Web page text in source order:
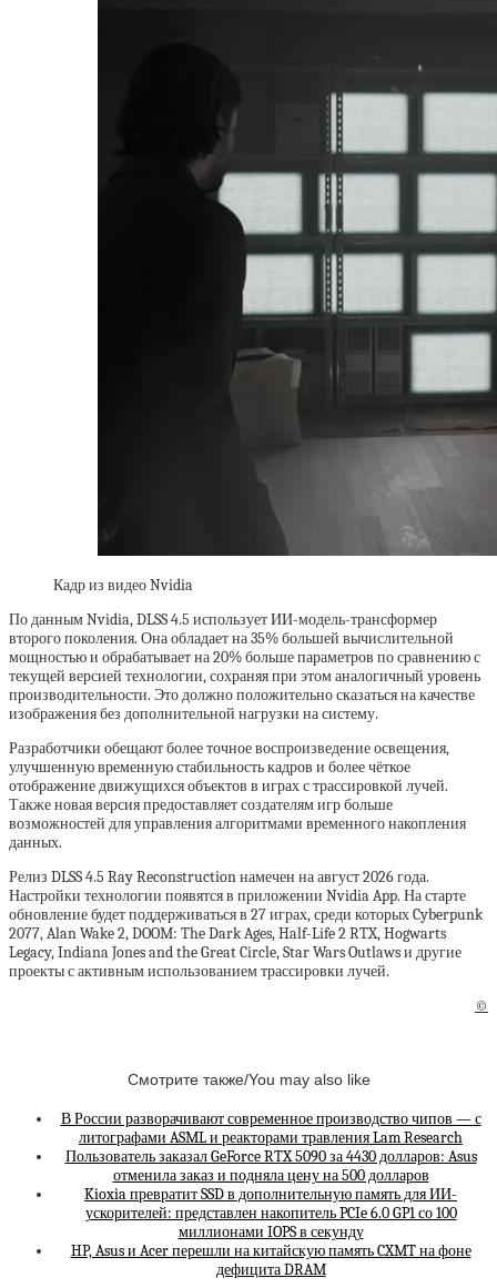
Кадр из видео Nvidia
По данным Nvidia, DLSS 4.5 использует ИИ-модель-трансформер
второго поколения. Она обладает на 35% большей вычислительной
мощностью и обрабатывает на 20% больше параметров по сравнению с
текущей версией технологии, сохраняя при этом аналогичный уровень
производительности. Это должно положительно сказаться на качестве
изображения без дополнительной нагрузки на систему.
Разработчики обещают более точное воспроизведение освещения,
улучшенную временную стабильность кадров и более чёткое
отображение движущихся объектов в играх с трассировкой лучей.
Также новая версия предоставляет создателям игр больше
возможностей для управления алгоритмами временного накопления
данных.
Релиз DLSS 4.5 Ray Reconstruction намечен на август 2026 года.
Настройки технологии появятся в приложении Nvidia App. На старте
обновление будет поддерживаться в 27 играх, среди которых Cyberpunk
2077, Alan Wake 2, DOOM: The Dark Ages, Half-Life 2 RTX, Hogwarts
Legacy, Indiana Jones and the Great Circle, Star Wars Outlaws и другие
проекты с активным использованием трассировки лучей.
©
Смотрите также/You may also like
В России разворачивают современное производство чипов — с
литографами ASML и реакторами травления Lam Research
Пользователь заказал GeForce RTX 5090 за 4430 долларов: Asus
отменила заказ и подняла цену на 500 долларов
Kioxia превратит SSD в дополнительную память для ИИ-
ускорителей: представлен накопитель PCIe 6.0 GP1 со 100
миллионами IOPS в секунду
HP, Asus и Acer перешли на китайскую память CXMT на фоне
дефицита DRAM